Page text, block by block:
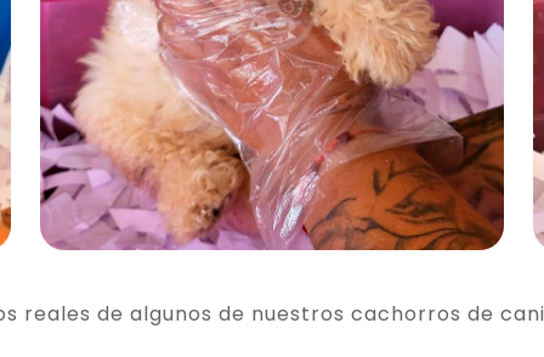
reales de algunos de nuestros cachorros de